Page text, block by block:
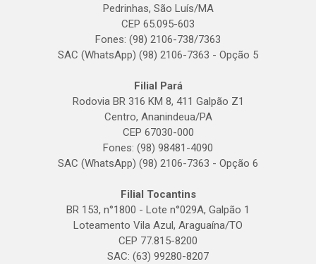
Pedrinhas, São Luís/MA
CEP 65.095-603
Fones: (98) 2106-738/7363
SAC (WhatsApp) (98) 2106-7363 - Opção 5
Filial Pará
Rodovia BR 316 KM 8, 411 Galpão Z1
Centro, Ananindeua/PA
CEP 67030-000
Fones: (98) 98481-4090
SAC (WhatsApp) (98) 2106-7363 - Opção 6
Filial Tocantins
BR 153, n°1800 - Lote n°029A, Galpão 1
Loteamento Vila Azul, Araguaína/TO
CEP 77.815-8200
SAC: (63) 99280-8207